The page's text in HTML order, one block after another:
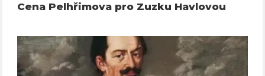
Cena Pelhřimova pro Zuzku Havlovou